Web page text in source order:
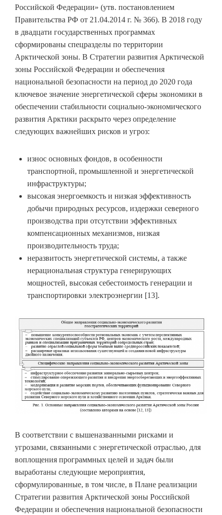
Российской Федерации» (утв. постановлением
Правительства РФ от 21.04.2014 г. № 366). В 2018 году
в двадцати государственных программах
сформированы спецразделы по территории
Арктической зоны. В Стратегии развития Арктической
зоны Российской Федерации и обеспечения
национальной безопасности на период до 2020 года
ключевое значение энергетической сферы экономики в
обеспечении стабильности социально-экономического
развития Арктики раскрыто через определение
следующих важнейших рисков и угроз:
износ основных фондов, в особенности
транспортной, промышленной и энергетической
инфраструктуры;
высокая энергоемкость и низкая эффективность
добычи природных ресурсов, издержки северного
производства при отсутствии эффективных
компенсационных механизмов, низкая
производительность труда;
неразвитость энергетической системы, а также
нерациональная структура генерирующих
мощностей, высокая себестоимость генерации и
транспортировки электроэнергии [13].
В соответствии с вышеназванными рисками и
угрозами, связанными с энергетической отраслью, для
воплощения программных целей и задач были
выработаны следующие мероприятия,
сформулированные, в том числе, в Плане реализации
Стратегии развития Арктической зоны Российской
Федерации и обеспечения национальной безопасности